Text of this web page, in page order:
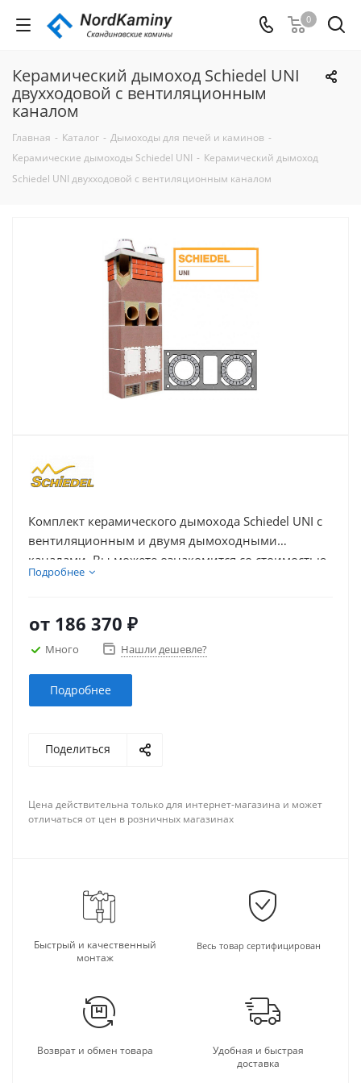
0
Керамический дымоход Schiedel UNI
двухходовой с вентиляционным
каналом
Главная - Каталог - Дымоходы для печей и каминов -
Керамические дымоходы Schiedel UNI - Керамический дымоход
Schiedel UNI двухходовой с вентиляционным каналом
Комплект керамического дымохода Schiedel UNI с
вентиляционным и двумя дымоходными
каналами. Вы можете ознакомится со стоимостью
комплекта дымохода, выбрать и купить дымоход
каналами и вентиляцией необходимой высоты –
Подробнее
от 186 370 ₽
Много Нашли дешевле?
Подробнее
Поделиться
Цена действительна только для интернет-магазина и может
отличаться от цен в розничных магазинах
Быстрый и качественный
монтаж
Весь товар сертифицирован
Возврат и обмен товара
Удобная и быстрая
доставка